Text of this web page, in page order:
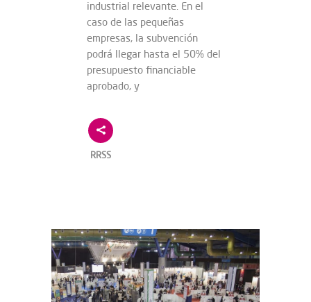
industrial relevante. En el
caso de las pequeñas
empresas, la subvención
podrá llegar hasta el 50% del
presupuesto financiable
aprobado, y
RRSS